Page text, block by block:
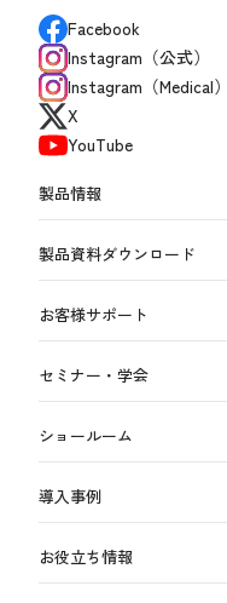
Facebook
Instagram（公式）
Instagram（Medical）
X
YouTube
製品情報
製品資料ダウンロード
お客様サポート
セミナー・学会
ショールーム
導入事例
お役立ち情報